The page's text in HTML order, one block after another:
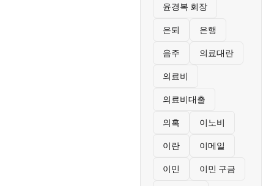
윤경복 회장
은퇴 은행
음주 의료대란
의료비
의료비대출
의혹 이노비
이란 이메일
이민 이민 구금